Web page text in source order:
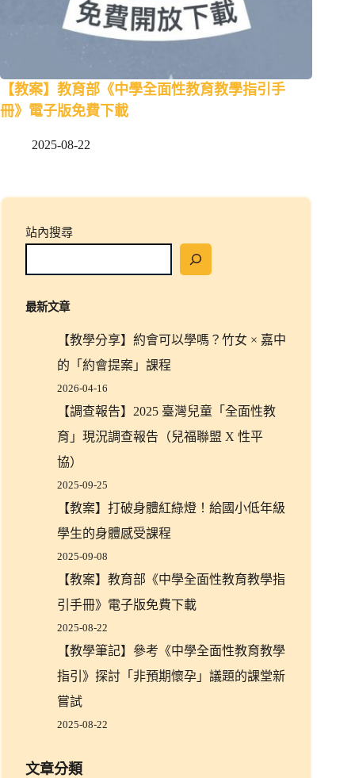
【教案】教育部《中學全面性教育教學指引手
冊》電子版免費下載
2025-08-22
站內搜尋
最新文章
【教學分享】約會可以學嗎？竹女 × 嘉中
的「約會提案」課程
2026-04-16
【調查報告】2025 臺灣兒童「全面性教
育」現況調查報告（兒福聯盟 X 性平
協）
2025-09-25
【教案】打破身體紅綠燈！給國小低年級
學生的身體感受課程
2025-09-08
【教案】教育部《中學全面性教育教學指
引手冊》電子版免費下載
2025-08-22
【教學筆記】參考《中學全面性教育教學
指引》探討「非預期懷孕」議題的課堂新
嘗試
2025-08-22
文章分類